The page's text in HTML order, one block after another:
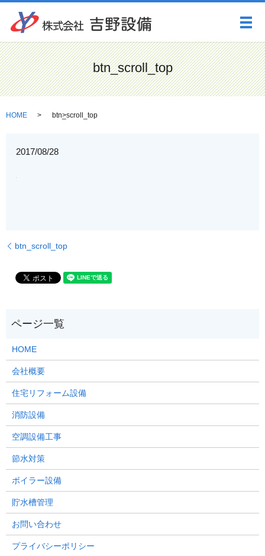
メ
btn_scroll_top
HOME btn_scroll_top
2017/08/28
btn_scroll_top
HOME
会社概要
住宅リフォーム設備
消防設備
空調設備工事
節水対策
ボイラー設備
貯水槽管理
お問い合わせ
プライバシーポリシー